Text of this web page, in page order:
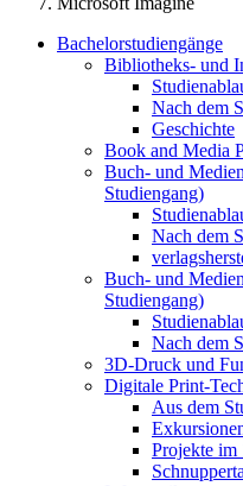
Bachelorstudiengänge
Bibliotheks- und
Nach dem
Geschichte
Book and Media
Buch- und
Studiengang)
Nach dem
Buch- und
Studiengang)
Nach dem
3D-Druck und
Digitale Print-
Aus dem
Projekte im